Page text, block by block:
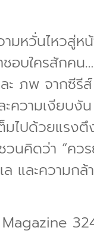
วามหวั่นไหวสู่
าชอบใครสักค
ะ ภพ จากซีรี
ะความเงียบ
ต็มไปด้วยแร
วนคิดว่า “คว
ล และความก